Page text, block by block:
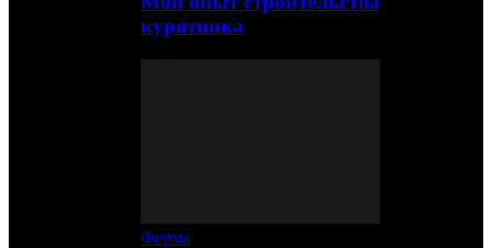
курятника
Ферма